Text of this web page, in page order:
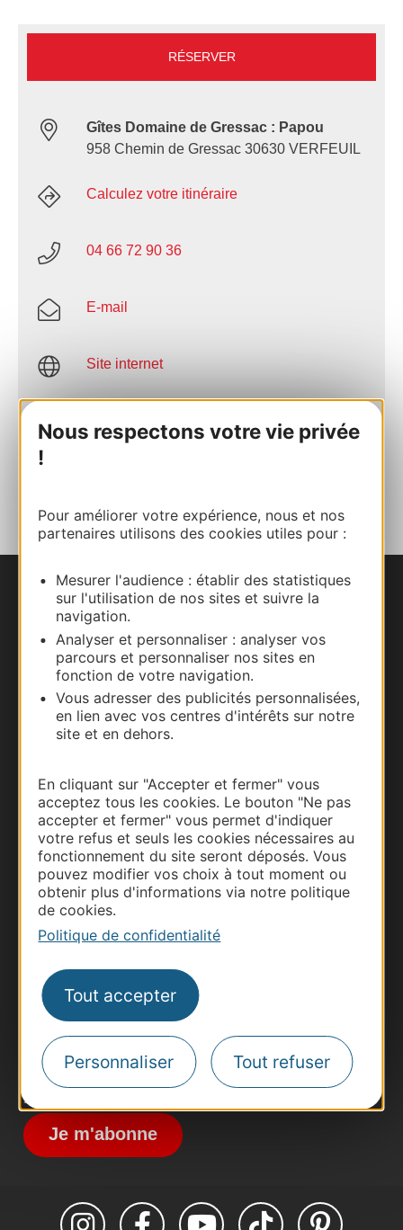
Nous respectons votre vie privée
!
Pour améliorer votre expérience, nous et nos
partenaires utilisons des cookies utiles pour :
Mesurer l'audience : établir des statistiques
sur l'utilisation de nos sites et suivre la
navigation.
Analyser et personnaliser : analyser vos
parcours et personnaliser nos sites en
fonction de votre navigation.
Vous adresser des publicités personnalisées,
en lien avec vos centres d'intérêts sur notre
site et en dehors.
En cliquant sur "Accepter et fermer" vous
acceptez tous les cookies. Le bouton "Ne pas
accepter et fermer" vous permet d'indiquer
votre refus et seuls les cookies nécessaires au
fonctionnement du site seront déposés. Vous
pouvez modifier vos choix à tout moment ou
obtenir plus d'informations via notre politique
de cookies.
Politique de confidentialité
Tout accepter
Personnaliser Tout refuser
RÉSERVER
Gîtes Domaine de Gressac : Papou
958 Chemin de Gressac 30630 VERFEUIL
Calculez votre itinéraire
04 66 72 90 36
E-mail
Site internet
Nous contacter
Carte interactive
Documentation
Thermalisme
Business/Mice
Site presse et d'influence
Voyagistes
Destination Sport
Inscrivez-vous à la lettre d'information
Destination Occitanie pour recevoir des
suggestions de séjours, de visites et de sorties.
Je m'abonne